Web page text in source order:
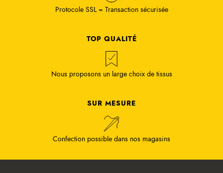
Protocole SSL = Transaction sécurisée
TOP QUALITÉ
Nous proposons un large choix de tissus
SUR MESURE
Confection possible dans nos magasins